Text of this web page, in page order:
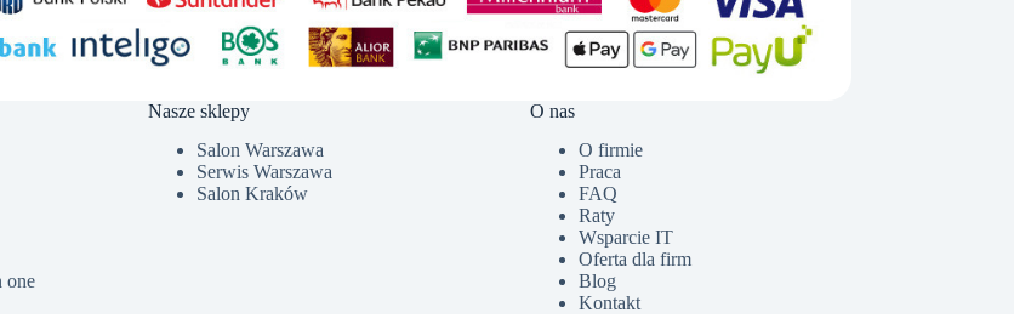
one
Nasze sklepy
Salon Warszawa
Serwis Warszawa
Salon Kraków
O nas
O firmie
Praca
FAQ
Raty
Wsparcie IT
Oferta dla firm
Blog
Kontakt